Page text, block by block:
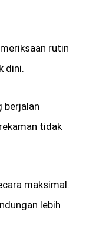
rutin
dini.
berjalan
tidak
maksimal.
lebih